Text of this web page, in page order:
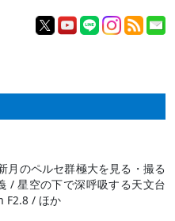
月のペルセ群極大を見る・撮る
/ 星空の下で深呼吸する天文台
F2.8 / ほか